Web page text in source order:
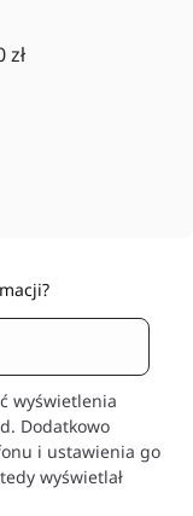
zł
wyświetlenia
Dodatkowo
i ustawienia go
wyświetlał